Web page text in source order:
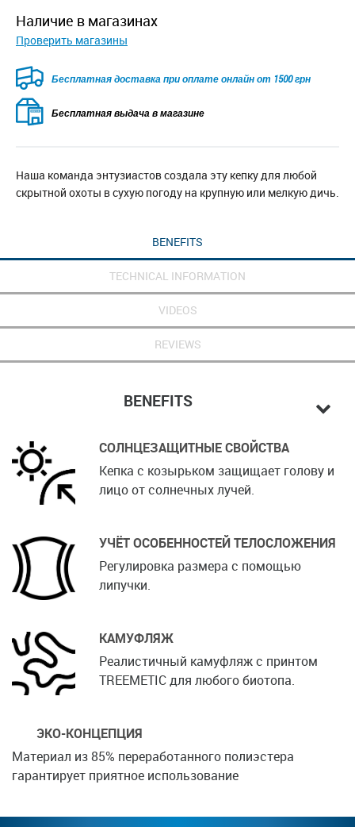
наличие в магазинах
Проверить магазины
Безкоштовна доставка для замовлень від 2500 грн при
оплаті онлайн
Бесплатная выдача в магазине
Наша команда энтузиастов создала эту кепку для любой
скрытной охоты в сухую погоду на крупную или мелкую дичь.
BENEFITS
TECHNICAL INFORMATION
VIDEOS
REVIEWS
BENEFITS
СОЛНЦЕЗАЩИТНЫЕ СВОЙСТВА
Кепка с козырьком защищает голову и
лицо от солнечных лучей.
УЧЁТ ОСОБЕННОСТЕЙ ТЕЛОСЛОЖЕНИЯ
Регулировка размера с помощью
липучки.
КАМУФЛЯЖ
Реалистичный камуфляж с принтом
TREEMETIC для любого биотопа.
ЭКО-КОНЦЕПЦИЯ
Материал из 85% переработанного полиэстера
гарантирует приятное использование